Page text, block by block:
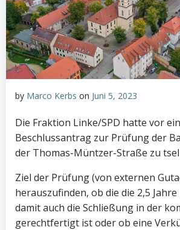
by Marco Kerbs on Juni 5, 2023
Die Fraktion Linke/SPD hatte vor
Beschlussantrag zur Prüfung der
der Thomas-Müntzer-Straße zu
Ziel der Prüfung (von externen
herauszufinden, ob die die 2,5
damit auch die Schließung in der
gerechtfertigt ist oder ob eine